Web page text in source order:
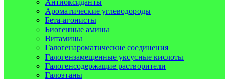
Антиоксиданты
Ароматические углеводороды
Бета-агонисты
Биогенные амины
Витамины
Галогенароматические соединения
Галогензамещенные уксусные кислоты
Галогенсодержащие растворители
Галоэтаны